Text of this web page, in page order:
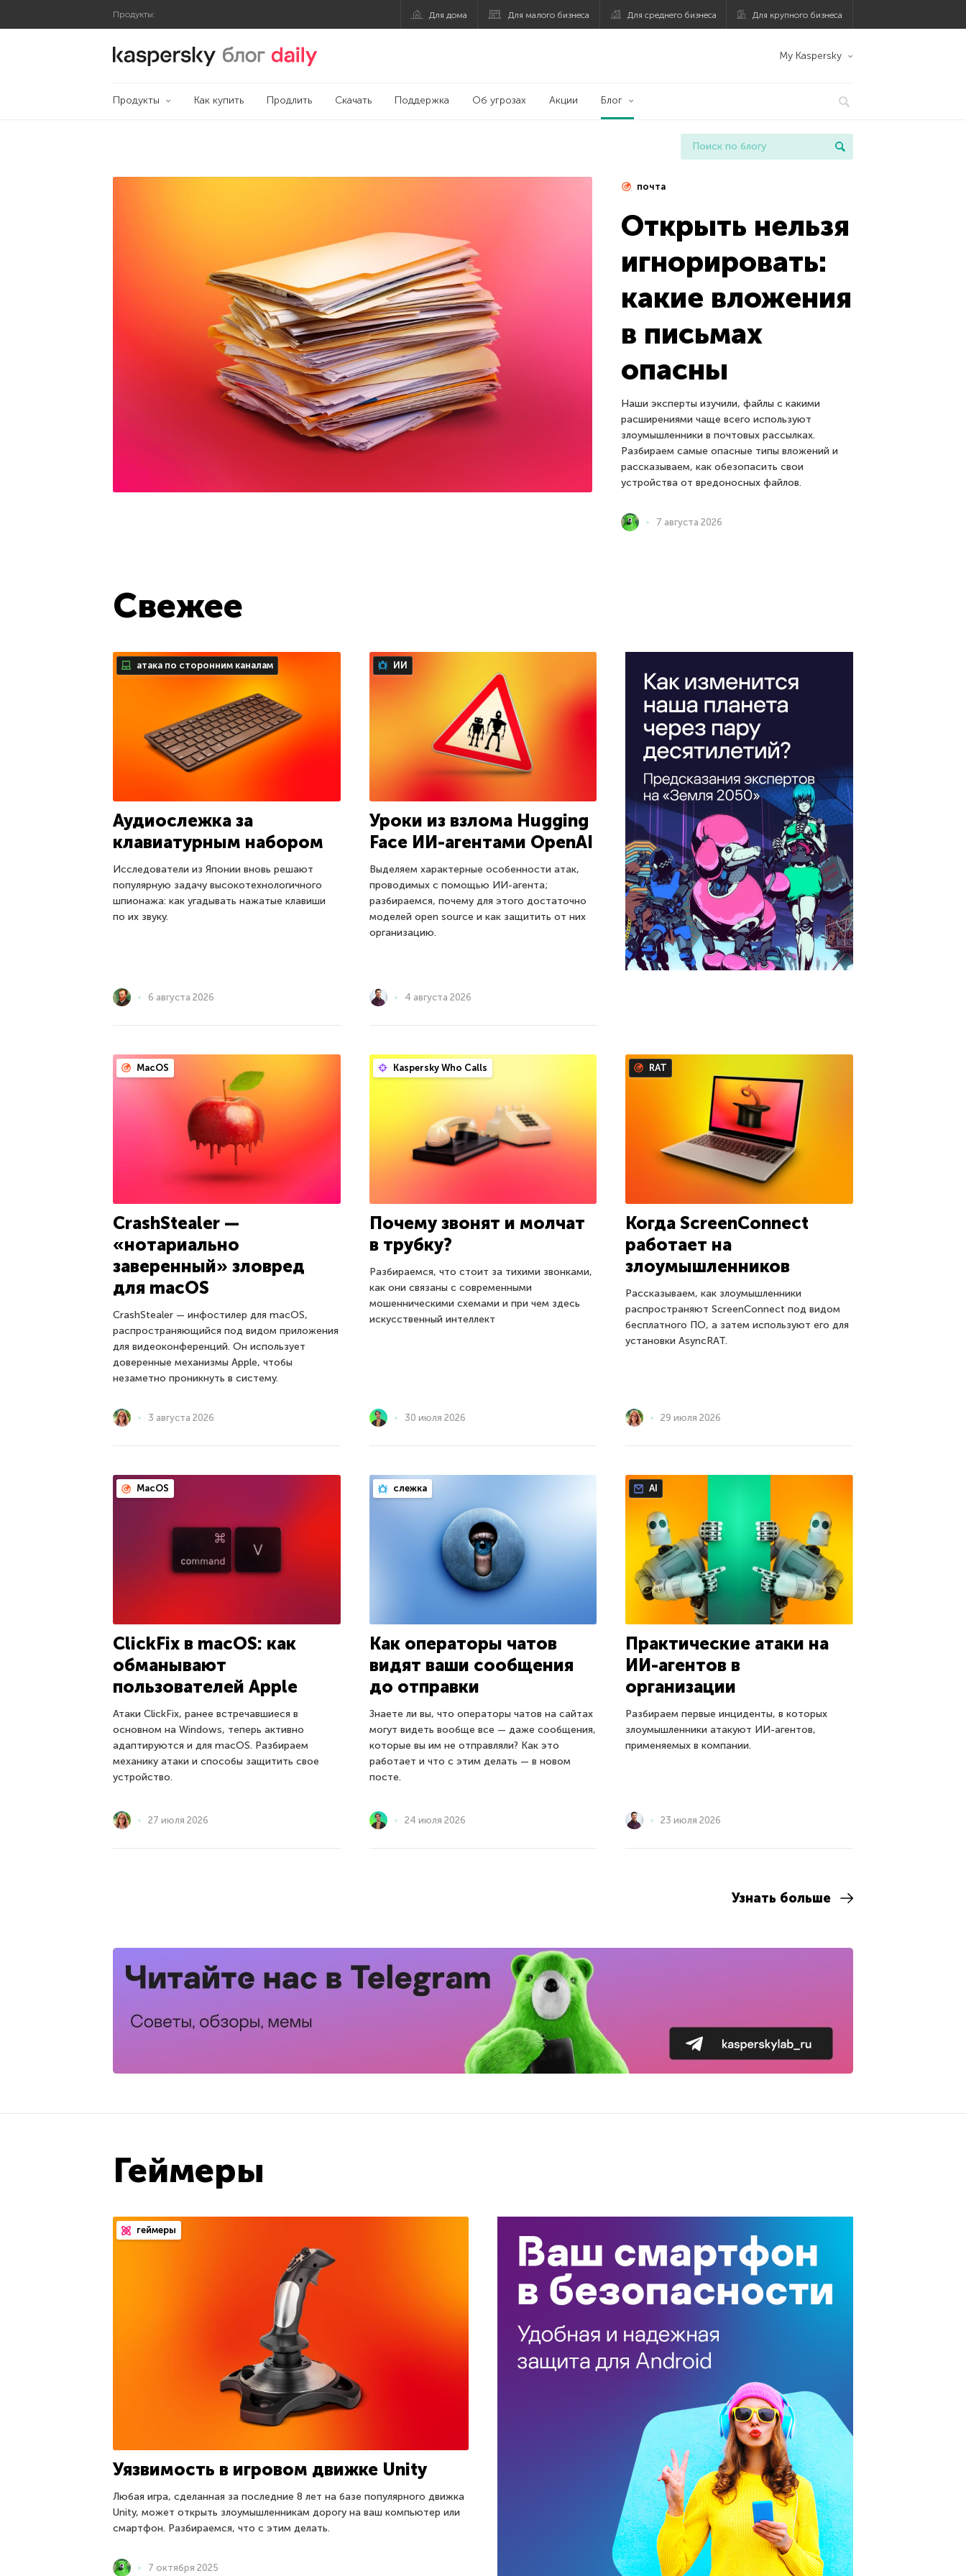
Продукты: Для дома Для малого бизнеса Для среднего бизнеса Для крупного бизнеса
Блог Касперского My Kaspersky
Продукты Как купить Продлить Скачать Поддержка Об угрозах Акции Блог
почта
Открыть нельзя
игнорировать:
какие вложения
в письмах
опасны
Наши эксперты изучили, файлы с какими
расширениями чаще всего используют
злоумышленники в почтовых рассылках.
Разбираем самые опасные типы вложений и
рассказываем, как обезопасить свои
устройства от вредоносных файлов.
7 августа 2026
Свежее
атака по сторонним каналам
Аудиослежка за
клавиатурным набором
Исследователи из Японии вновь решают
популярную задачу высокотехнологичного
шпионажа: как угадывать нажатые клавиши
по их звуку.
6 августа 2026
ИИ
Уроки из взлома Hugging
Face ИИ-агентами OpenAI
Выделяем характерные особенности атак,
проводимых с помощью ИИ-агента;
разбираемся, почему для этого достаточно
моделей open source и как защитить от них
организацию.
4 августа 2026
MacOS
CrashStealer —
«нотариально
заверенный» зловред
для macOS
CrashStealer — инфостилер для macOS,
распространяющийся под видом приложения
для видеоконференций. Он использует
доверенные механизмы Apple, чтобы
незаметно проникнуть в систему.
3 августа 2026
Kaspersky Who Calls
Почему звонят и молчат
в трубку?
Разбираемся, что стоит за тихими звонками,
как они связаны с современными
мошенническими схемами и при чем здесь
искусственный интеллект
30 июля 2026
RAT
Когда ScreenConnect
работает на
злоумышленников
Рассказываем, как злоумышленники
распространяют ScreenConnect под видом
бесплатного ПО, а затем используют его для
установки AsyncRAT.
29 июля 2026
MacOS
ClickFix в macOS: как
обманывают
пользователей Apple
Атаки ClickFix, ранее встречавшиеся в
основном на Windows, теперь активно
адаптируются и для macOS. Разбираем
механику атаки и способы защитить свое
устройство.
27 июля 2026
слежка
Как операторы чатов
видят ваши сообщения
до отправки
Знаете ли вы, что операторы чатов на сайтах
могут видеть вообще все — даже сообщения,
которые вы им не отправляли? Как это
работает и что с этим делать — в новом
посте.
24 июля 2026
AI
Практические атаки на
ИИ-агентов в
организации
Разбираем первые инциденты, в которых
злоумышленники атакуют ИИ-агентов,
применяемых в компании.
23 июля 2026
Узнать больше
Геймеры
геймеры
Уязвимость в игровом движке Unity
Любая игра, сделанная за последние 8 лет на базе популярного движка
Unity, может открыть злоумышленникам дорогу на ваш компьютер или
смартфон. Разбираемся, что с этим делать.
7 октября 2025